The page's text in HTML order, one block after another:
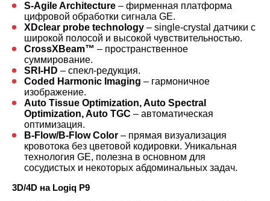
S-Agile Architecture – фирменная платформа
цифровой обработки сигнала GE.
XDclear probe technology – single-crystal датчики с
широкой полосой и высокой чувствительностью.
CrossXBeam™ – пространственное
суммирование.
SRI-HD – спекл-редукция.
Coded Harmonic Imaging – гармоничное
изображение.
Auto Tissue Optimization, Auto Spectral
Optimization, Auto TGC – автоматическая
оптимизация.
B-Flow/B-Flow Color – прямая визуализация
кровотока без цветовой кодировки. Уникальная
технология GE, полезна в основном для
сосудистых и некоторых абдоминальных задач.
3D/4D на Logiq P9